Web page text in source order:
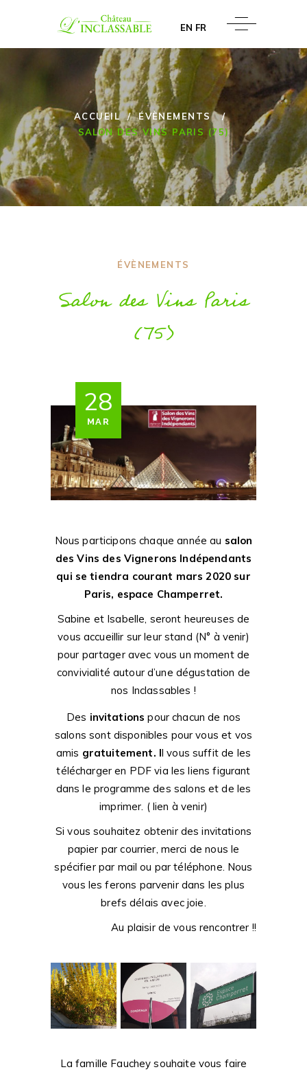
EN FR
ACCUEIL/ÉVÈNEMENTS /
SALON DES VINS PARIS (75)
ÉVÈNEMENTS
Salon des Vins Paris
(75)
28
MAR
Nous participons chaque année au salon
des Vins des Vignerons Indépendants
qui se tiendra courant mars 2020 sur
Paris, espace Champerret.
Sabine et Isabelle, seront heureuses de
vous accueillir sur leur stand (N° à venir)
pour partager avec vous un moment de
convivialité autour d’une dégustation de
nos Inclassables !
Des invitations pour chacun de nos
salons sont disponibles pour vous et vos
amis gratuitement. Il vous suffit de les
télécharger en PDF via les liens figurant
dans le programme des salons et de les
imprimer. ( lien à venir)
Si vous souhaitez obtenir des invitations
papier par courrier, merci de nous le
spécifier par mail ou par téléphone. Nous
vous les ferons parvenir dans les plus
brefs délais avec joie.
Au plaisir de vous rencontrer !!
La famille Fauchey souhaite vous faire